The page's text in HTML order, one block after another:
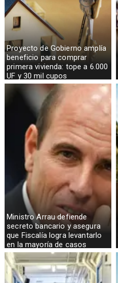
Proyecto de Gobierno amplía
beneficio para comprar
primera vivienda: tope a 6.000
UF y 30 mil cupos
Ministro Arrau defiende
secreto bancario y asegura
que Fiscalía logra levantarlo
en la mayoría de casos